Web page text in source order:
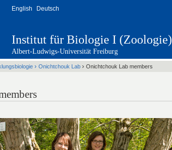
English Deutsch
Institut für Biologie I (Zoologie)
Albert-Ludwigs-Universität Freiburg
› Onichtchouk Lab › Onichtchouk Lab members